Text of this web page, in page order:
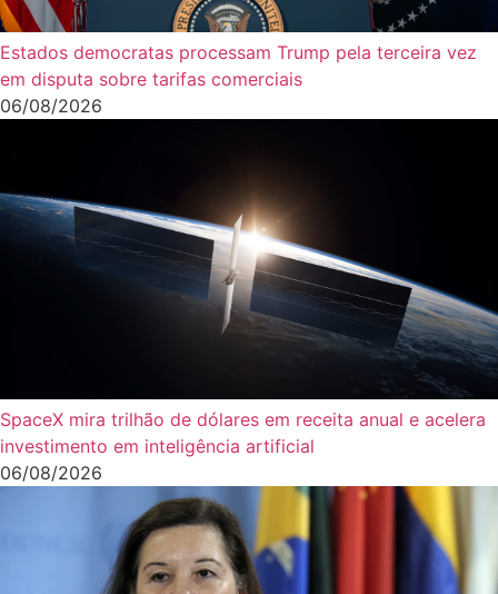
Estados democratas processam Trump pela terceira vez
em disputa sobre tarifas comerciais
06/08/2026
SpaceX mira trilhão de dólares em receita anual e acelera
investimento em inteligência artificial
06/08/2026